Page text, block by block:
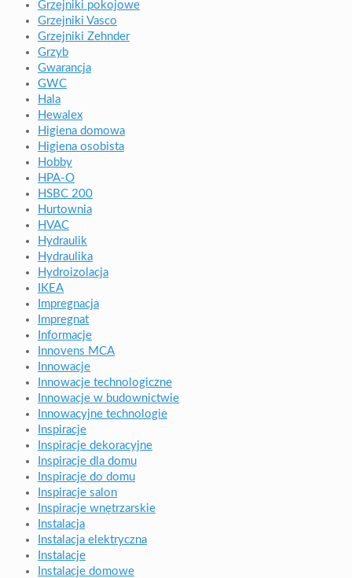
Grzejniki pokojowe
Grzejniki Vasco
Grzejniki Zehnder
Grzyb
Gwarancja
GWC
Hala
Hewalex
Higiena domowa
Higiena osobista
Hobby
HPA-O
HSBC 200
Hurtownia
HVAC
Hydraulik
Hydraulika
Hydroizolacja
IKEA
Impregnacja
Impregnat
Informacje
Innovens MCA
Innowacje
Innowacje technologiczne
Innowacje w budownictwie
Innowacyjne technologie
Inspiracje
Inspiracje dekoracyjne
Inspiracje dla domu
Inspiracje do domu
Inspiracje salon
Inspiracje wnętrzarskie
Instalacja
Instalacja elektryczna
Instalacje
Instalacje domowe